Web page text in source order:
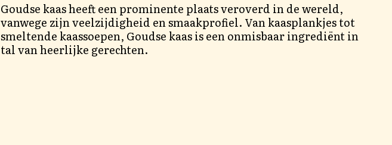
Goudse kaas heeft een prominente plaats veroverd in de wereld,
vanwege zijn veelzijdigheid en smaakprofiel. Van kaasplankjes tot
smeltende kaassoepen, Goudse kaas is een onmisbaar ingrediënt in
tal van heerlijke gerechten.